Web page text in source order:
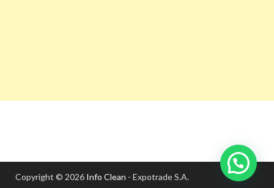
Copyright © 2026 Info Clean - Expotrade S.A.